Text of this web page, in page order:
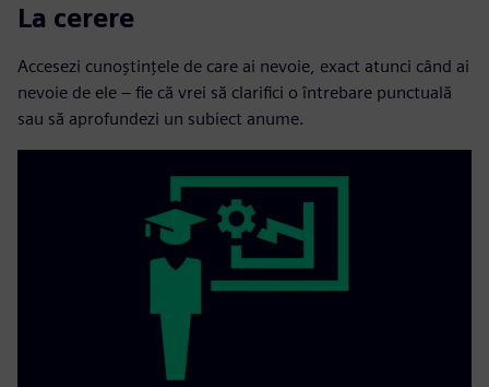
La cerere
Accesezi cunoștințele de care ai nevoie, exact atunci când ai
nevoie de ele – fie că vrei să clarifici o întrebare punctuală
sau să aprofundezi un subiect anume.